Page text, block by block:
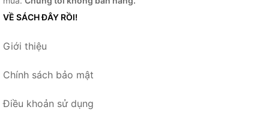
VỀ SÁCH ĐÂY RỒI!
Giới thiệu
Chính sách bảo mật
Điều khoản sử dụng